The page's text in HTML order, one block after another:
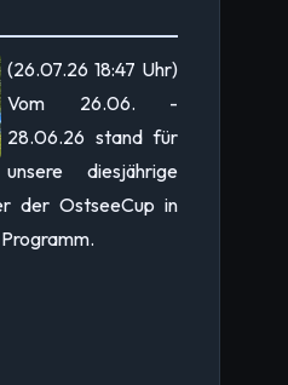
(26.07.26 18:47 Uhr)
Vom 26.06. -
28.06.26 stand für
unsere diesjährige
der OstseeCup in